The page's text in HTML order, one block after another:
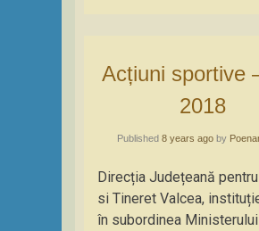
Acțiuni sportive – mai
2018
Published 8 years agoby
Direcția Județeană
si Tineret Valcea,
în subordinea Ministerului